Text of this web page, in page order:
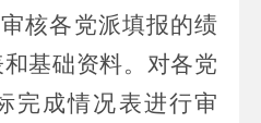
核各党派填报的绩
基础资料。对各党
完成情况表进行审